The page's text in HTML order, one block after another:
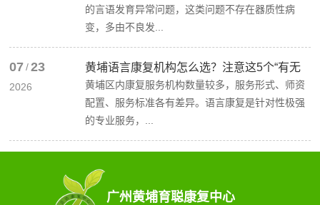
的言语发育异常问题，这类问题不存在器质性病
变，多由不良发...
07 / 23
2026
黄埔语言康复机构怎么选？注意这5个“有无
黄埔区内康复服务机构数量较多，服务形式、师资
配置、服务标准各有差异。语言康复是针对性极强
的专业服务，...
广州黄埔育聪康复中心